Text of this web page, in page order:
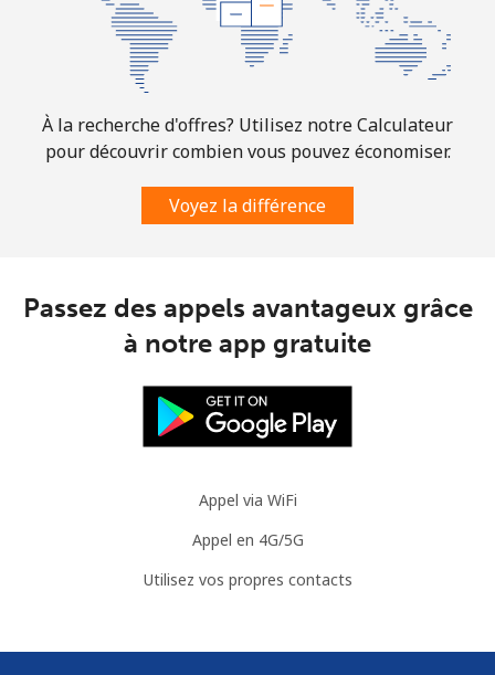
À la recherche d'offres? Utilisez notre Calculateur
pour découvrir combien vous pouvez économiser.
Voyez la différence
Passez des appels avantageux grâce
à notre app gratuite
Appel via WiFi
Appel en 4G/5G
Utilisez vos propres contacts